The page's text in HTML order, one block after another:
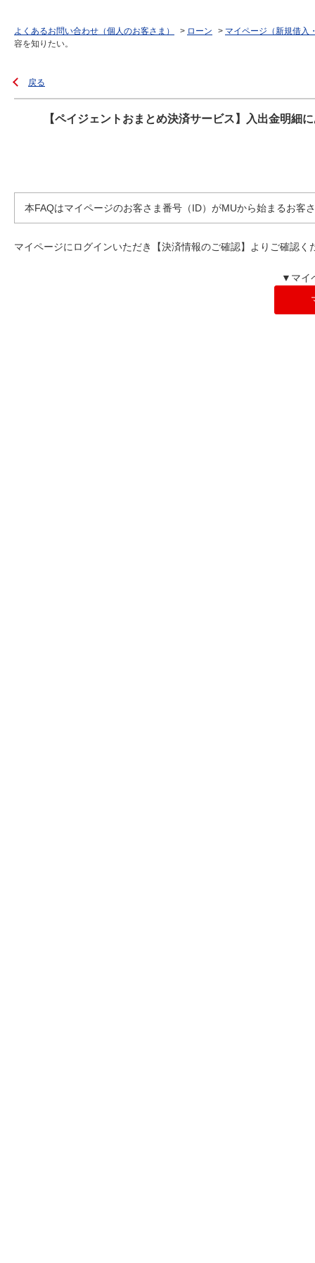
よくあるお問い合わせ（個人のお客さま） > ローン > マイページ（新規借入
容を知りたい。
戻る
【ペイジェントおまとめ決済サービス】入出金明細
本FAQはマイページのお客さま番号（ID）がMUから始まるお客
マイページにログインいただき【決済情報のご確認】よりご確認く
▼マイ